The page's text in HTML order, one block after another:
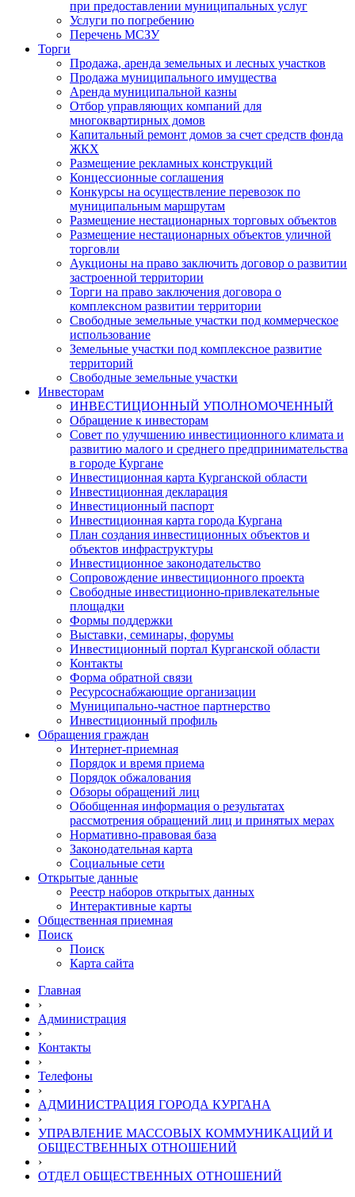
при предоставлении муниципальных услуг
Услуги по погребению
Перечень МСЗУ
Торги
Продажа, аренда земельных и лесных участков
Продажа муниципального имущества
Аренда муниципальной казны
Отбор управляющих компаний для
многоквартирных домов
Капитальный ремонт домов за счет средств фонда
ЖКХ
Размещение рекламных конструкций
Концессионные соглашения
Конкурсы на осуществление перевозок по
муниципальным маршрутам
Размещение нестационарных торговых объектов
Размещение нестационарных объектов уличной
торговли
Аукционы на право заключить договор о развитии
застроенной территории
Торги на право заключения договора о
комплексном развитии территории
Свободные земельные участки под коммерческое
использование
Земельные участки под комплексное развитие
территорий
Свободные земельные участки
Инвесторам
ИНВЕСТИЦИОННЫЙ УПОЛНОМОЧЕННЫЙ
Обращение к инвесторам
Совет по улучшению инвестиционного климата и
развитию малого и среднего предпринимательства
в городе Кургане
Инвестиционная карта Курганской области
Инвестиционная декларация
Инвестиционный паспорт
Инвестиционная карта города Кургана
План создания инвестиционных объектов и
объектов инфраструктуры
Инвестиционное законодательство
Сопровождение инвестиционного проекта
Свободные инвестиционно-привлекательные
площадки
Формы поддержки
Выставки, семинары, форумы
Инвестиционный портал Курганской области
Контакты
Форма обратной связи
Ресурсоснабжающие организации
Муниципально-частное партнерство
Инвестиционный профиль
Обращения граждан
Интернет-приемная
Порядок и время приема
Порядок обжалования
Обзоры обращений лиц
Обобщенная информация о результатах
рассмотрения обращений лиц и принятых мерах
Нормативно-правовая база
Законодательная карта
Социальные сети
Открытые данные
Реестр наборов открытых данных
Интерактивные карты
Общественная приемная
Поиск
Поиск
Карта сайта
Главная
›
Администрация
›
Контакты
›
Телефоны
›
АДМИНИСТРАЦИЯ ГОРОДА КУРГАНА
›
УПРАВЛЕНИЕ МАССОВЫХ КОММУНИКАЦИЙ И
ОБЩЕСТВЕННЫХ ОТНОШЕНИЙ
›
ОТДЕЛ ОБЩЕСТВЕННЫХ ОТНОШЕНИЙ